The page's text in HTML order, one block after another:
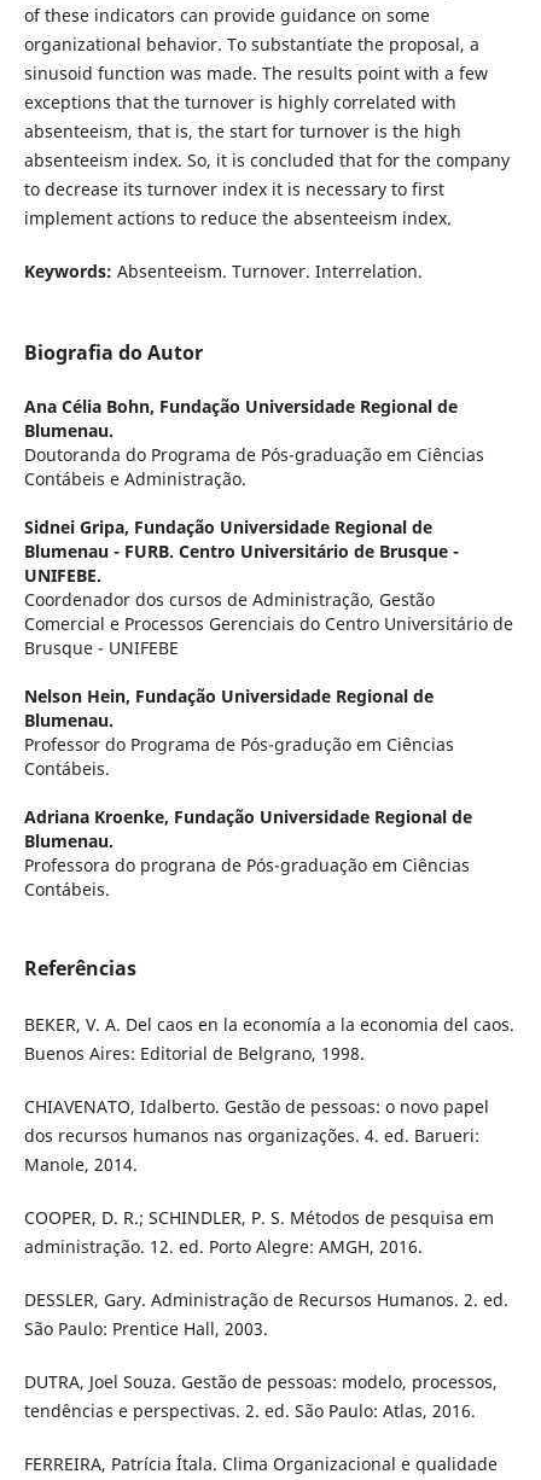
of these indicators can provide guidance on some
organizational behavior. To substantiate the proposal, a
sinusoid function was made. The results point with a few
exceptions that the turnover is highly correlated with
absenteeism, that is, the start for turnover is the high
absenteeism index. So, it is concluded that for the company
to decrease its turnover index it is necessary to first
implement actions to reduce the absenteeism index.
Keywords: Absenteeism. Turnover. Interrelation.
Biografia do Autor
Ana Célia Bohn, Fundação Universidade Regional de
Blumenau.
Doutoranda do Programa de Pós-graduação em Ciências
Contábeis e Administração.
Sidnei Gripa, Fundação Universidade Regional de
Blumenau - FURB. Centro Universitário de Brusque -
UNIFEBE.
Coordenador dos cursos de Administração, Gestão
Comercial e Processos Gerenciais do Centro Universitário de
Brusque - UNIFEBE
Nelson Hein, Fundação Universidade Regional de
Blumenau.
Professor do Programa de Pós-gradução em Ciências
Contábeis.
Adriana Kroenke, Fundação Universidade Regional de
Blumenau.
Professora do prograna de Pós-graduação em Ciências
Contábeis.
Referências
BEKER, V. A. Del caos en la economía a la economia del caos.
Buenos Aires: Editorial de Belgrano, 1998.
CHIAVENATO, Idalberto. Gestão de pessoas: o novo papel
dos recursos humanos nas organizações. 4. ed. Barueri:
Manole, 2014.
COOPER, D. R.; SCHINDLER, P. S. Métodos de pesquisa em
administração. 12. ed. Porto Alegre: AMGH, 2016.
DESSLER, Gary. Administração de Recursos Humanos. 2. ed.
São Paulo: Prentice Hall, 2003.
DUTRA, Joel Souza. Gestão de pessoas: modelo, processos,
tendências e perspectivas. 2. ed. São Paulo: Atlas, 2016.
FERREIRA, Patrícia Ítala. Clima Organizacional e qualidade